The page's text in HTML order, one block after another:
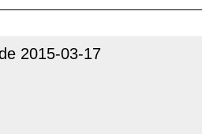
2015-03-17